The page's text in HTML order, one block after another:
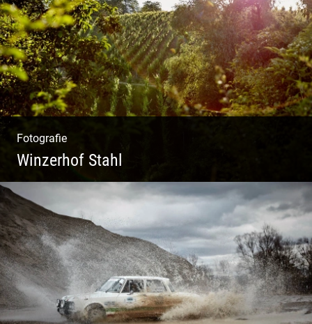
Fotografie
Winzerhof Stahl
Ganz neu durfte es werden. Alles. Fotos.
Web. Shop.